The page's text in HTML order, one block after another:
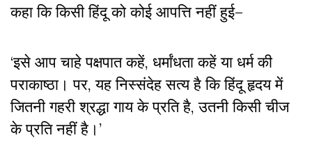
कहा कि किसी हिंदू को कोई आपत्ति नहीं हुई–
‘इसे आप चाहे पक्षपात कहें, धर्मांधता कहें या धर्म की
पराकाष्ठा। पर, यह निस्संदेह सत्य है कि हिंदू हृदय में
जितनी गहरी श्रद्धा गाय के प्रति है, उतनी किसी चीज
के प्रति नहीं है।’